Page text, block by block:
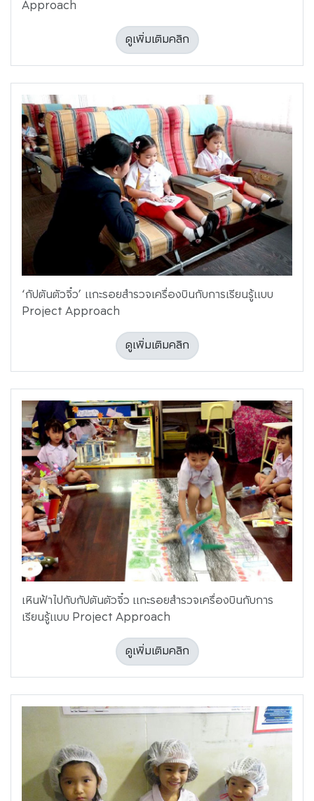
Approach
ดูเพิ่มเติมคลิก
‘กัปตันตัวจิ๋ว’ แกะรอยสำรวจเครื่องบินกับการเรียนรู้แบบ
Project Approach
ดูเพิ่มเติมคลิก
เหินฟ้าไปกับกัปตันตัวจิ๋ว แกะรอยสำรวจเครื่องบินกับการ
เรียนรู้แบบ Project Approach
ดูเพิ่มเติมคลิก